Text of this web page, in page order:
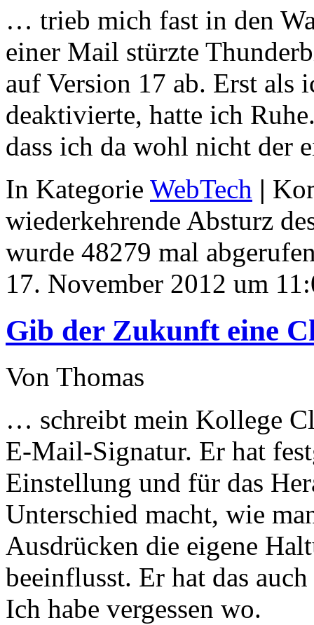
… trieb mich fast in den
einer Mail stürzte
auf Version 17 ab. Erst als
deaktivierte, hatte ich
dass ich da wohl nicht der
In Kategorie WebTech |
wiederkehrende Absturz
wurde 48279 mal
17. November 2012 um
Gib der Zukunft eine
Von Thomas
… schreibt mein Kollege
E-Mail-Signatur. Er hat
Einstellung und für das
Unterschied macht, wie
Ausdrücken die eigene
beeinflusst. Er hat das
Ich habe vergessen wo.